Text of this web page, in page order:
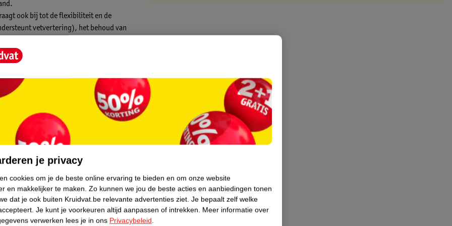
ook bij tot de flexibiliteit en de
vetvertering), het behoud van
weerstand.
je privacy
cookies om je de beste online ervaring te bieden en om onze website
en makkelijker te maken. Zo kunnen we jou de beste acties en aanbiedingen tonen
dat je ook buiten Kruidvat.be relevante advertenties ziet. Je bepaalt zelf welke
Je kunt je voorkeuren altijd aanpassen of intrekken. Meer informatie over
verwerken lees je in ons Privacybeleid.